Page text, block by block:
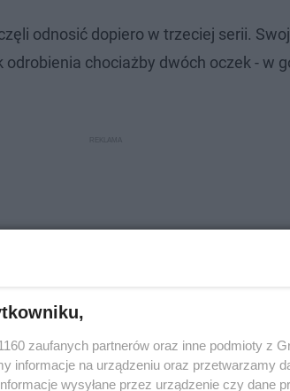
odnosić dopiero w trzeciej serii.
odrobienia chociażby dwóch oczek - w
zaufanych partnerów oraz inne podmioty z
informacje na urządzeniu oraz przetwarzamy
wysyłane przez urządzenie czy dane